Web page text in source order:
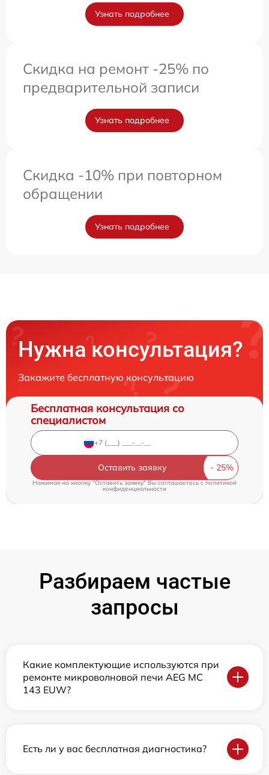
Узнать подробнее
Скидка на ремонт -25% по
предварительной записи
Узнать подробнее
Скидка -10% при повторном
обращении
Узнать подробнее
Нужна консультация?
Закажите бесплатную консультацию
Бесплатная консультация со
специалистом
Оставить заявку
Нажимая на кнопку "Оставить заявку" Вы соглашаетесь cполитикой
конфиденциальности
Разбираем частые
запросы
Какие комплектующие используются при
ремонте микроволновой печи AEG MC
143 EUW?
Есть ли у вас бесплатная диагностика?